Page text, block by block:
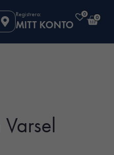
Registrera:
MITT KONTO
0
0